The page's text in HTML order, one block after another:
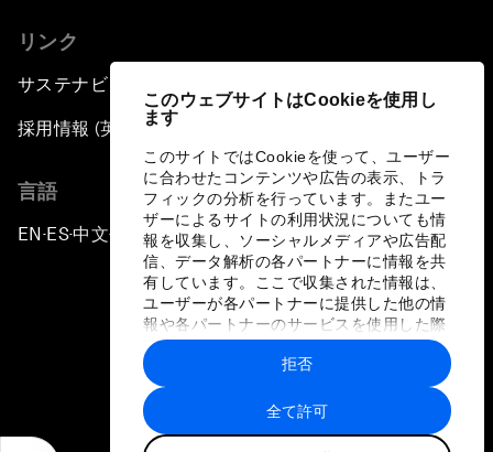
このウェブサイトはCookieを使用し
ます
このサイトではCookieを使って、ユーザー
に合わせたコンテンツや広告の表示、トラ
フィックの分析を行っています。またユー
ザーによるサイトの利用状況についても情
報を収集し、ソーシャルメディアや広告配
信、データ解析の各パートナーに情報を共
有しています。ここで収集された情報は、
ユーザーが各パートナーに提供した他の情
報や各パートナーのサービスを使用した際
に収集された情報と組み合わされ、各パー
トナーによって使用されることがありま
す。
全て許可
拒否
リンク
サステナビリティへの取り組み
採用情報 (英語のみ)
言語
EN ▪ ES▪中文▪ 日本語
プライバシーポリシーと利用規約
サイトマップ